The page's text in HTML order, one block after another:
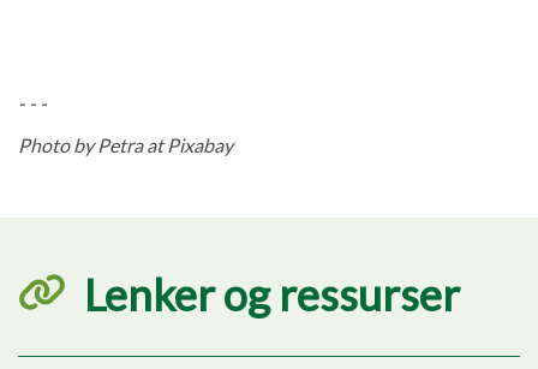
- - -
Photo by Petra at Pixabay
Lenker og ressurser